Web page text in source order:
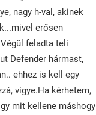
nagy h-val, akinek
erősen
feladta teli
Defender hármast,
ehhez is kell egy
vigye.Ha kérhetem,
mit kellene máshogy